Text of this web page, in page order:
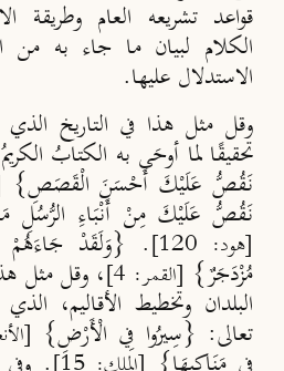
قواعد تشريعه العام وطريقة
الكلام لبيان ما جاء به من
الاستدلال عليها.
وقل مثل هذا في التاريخ
تحقيقًا لما أوحَى به الكتابُ
نَقُصُّ عَلَيْكَ أَحْسَنَ الْقَصَصِ}
نَقُصُّ عَلَيْكَ مِنْ أَنْبَاءِ الرُّسُلِ
[هود: 120] . {وَلَقَدْ جَاءَهُمْ
مُزْدَجَرٌ} [القمر: 4] ، وقل مثل
البلدان وتخطيط الأقاليم،
تعالى: {سِيرُوا فِي الْأَرْضِ}